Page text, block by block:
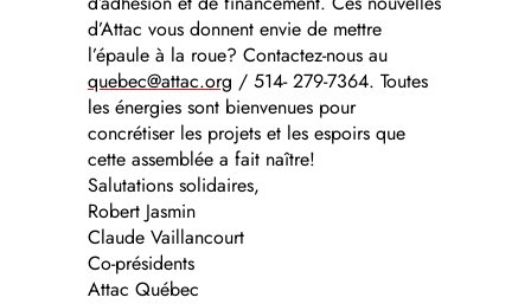
d’Attac vous donnent envie de mettre
l’épaule à la roue? Contactez-nous au
quebec@attac.org / 514- 279-7364. Toutes
les énergies sont bienvenues pour
concrétiser les projets et les espoirs que
cette assemblée a fait naître!
Salutations solidaires,
Robert Jasmin
Claude Vaillancourt
Co-présidents
Attac Québec